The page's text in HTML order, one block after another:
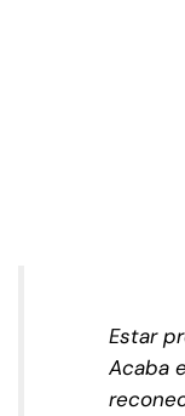
Estar
Acaba